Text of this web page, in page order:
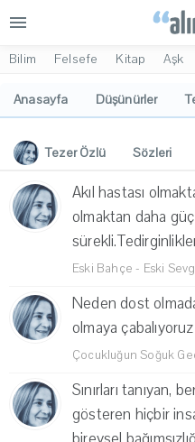
menu
Bilim Felsefe Kitap Aşk
Anasayfa Düşünürler
Tezer Özlü Sözleri
İlgi Alanları
Yorumlar
Akıl hastası
olmaktan daha
Eski Bahçe - Eski
Neden dost
olmaya
Çocukluğun Soğuk
Sınırları tanıyan,
gösteren hiçbir